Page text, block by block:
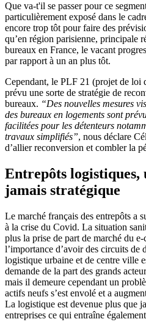
Que va-t'il se passer pour ce
particulièrement exposé dans le
encore trop tôt pour faire des
qu’en région parisienne, principale
bureaux en France, le vacant
par rapport à un an plus tôt.
Cependant, le PLF 21 (projet de loi
prévu une sorte de stratégie de
bureaux. “Des nouvelles mesures
des bureaux en logements sont
facilitées pour les détenteurs
travaux simplifiés”, nous déclare
d’allier reconversion et combler la
Entrepôts logistiques,
jamais stratégique
Le marché français des entrepôts a
à la crise du Covid. La situation
plus la prise de part de marché du
l’importance d’avoir des circuits
logistique urbaine et de centre ville
demande de la part des grands
mais il demeure cependant un
actifs neufs s’est envolé et a
La logistique est devenue plus que
entreprises ce qui entraîne